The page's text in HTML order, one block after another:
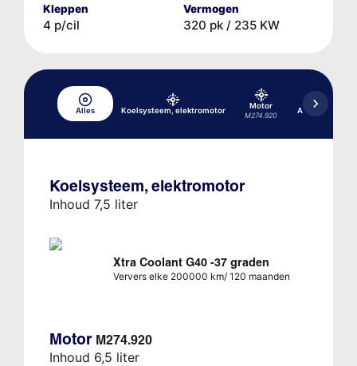
Kleppen
4 p/cil
Vermogen
320 pk / 235 KW
Alles Koelsysteem, elektromotor
Motor
M274.920
Koelsysteem, elektromotor
Inhoud 7,5 liter
Xtra Coolant G40 -37 graden
Ververs elke 200000 km/ 120 maanden
Motor M274.920
Inhoud 6,5 liter